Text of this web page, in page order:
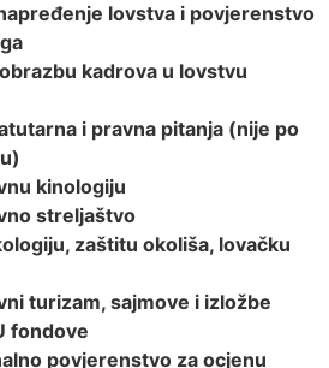
lovstva i povjerenstvo
kadrova u lovstvu
i pravna pitanja (nije po
kinologiju
streljaštvo
zaštitu okoliša, lovačku
turizam, sajmove i izložbe
fondove
povjerenstvo za ocjenu